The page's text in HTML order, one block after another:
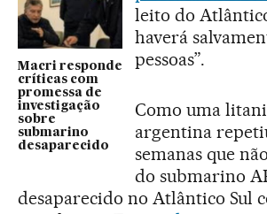
Macri responde
críticas com
promessa de
investigação
sobre
submarino
desaparecido
leito do
haverá
pessoas”.
Como uma
argentina
semanas que
do submarino
desaparecido no Atlântico Sul